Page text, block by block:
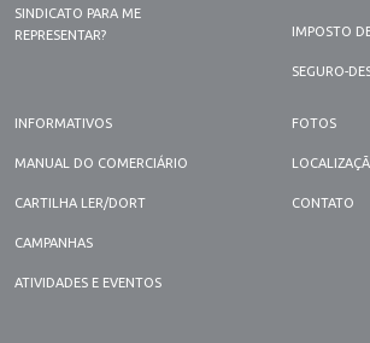
SINDICATO PARA ME
REPRESENTAR?
IMPOSTO
SEGURO-
INFORMATIVOS
MANUAL DO COMERCIÁRIO
CARTILHA LER/DORT
CAMPANHAS
ATIVIDADES E EVENTOS
FOTOS
CONTATO